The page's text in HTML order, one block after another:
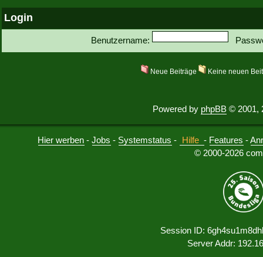
Login
Benutzername:
Neue Beiträge Keine neuen
Powered by phpBB © 2001,
Hier werben -Jobs - Systemstatus - Hilfe - Features -
© 2000-2026
Session ID:
Server Addr: